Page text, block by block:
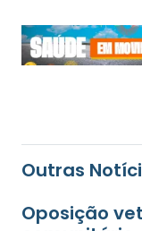
Outras
Oposição